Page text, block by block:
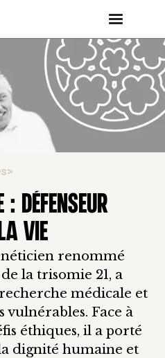
>
: DÉFENSEUR
VIE
renommé
la trisomie 21, a
médicale et
vulnérables. Face à
éthiques, il a porté
dignité humaine et